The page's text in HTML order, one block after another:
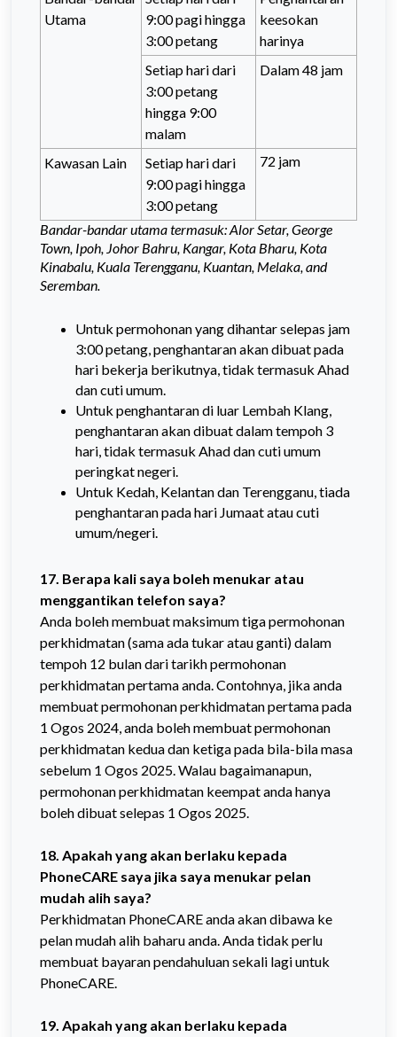
Utama
9:00 pagi hingga
3:00 petang
keesokan
harinya
Setiap hari dari
3:00 petang
hingga 9:00
malam
Dalam 48 jam
Kawasan Lain
Setiap hari dari
9:00 pagi hingga
3:00 petang
72 jam
Bandar-bandar utama termasuk: Alor Setar, George
Town, Ipoh, Johor Bahru, Kangar, Kota Bharu, Kota
Kinabalu, Kuala Terengganu, Kuantan, Melaka, and
Seremban.
Untuk permohonan yang dihantar selepas jam
3:00 petang, penghantaran akan dibuat pada
hari bekerja berikutnya, tidak termasuk Ahad
dan cuti umum.
Untuk penghantaran di luar Lembah Klang,
penghantaran akan dibuat dalam tempoh 3
hari, tidak termasuk Ahad dan cuti umum
peringkat negeri.
Untuk Kedah, Kelantan dan Terengganu, tiada
penghantaran pada hari Jumaat atau cuti
umum/negeri.
17. Berapa kali saya boleh menukar atau
menggantikan telefon saya?
Anda boleh membuat maksimum tiga permohonan
perkhidmatan (sama ada tukar atau ganti) dalam
tempoh 12 bulan dari tarikh permohonan
perkhidmatan pertama anda. Contohnya, jika anda
membuat permohonan perkhidmatan pertama pada
1 Ogos 2024, anda boleh membuat permohonan
perkhidmatan kedua dan ketiga pada bila-bila masa
sebelum 1 Ogos 2025. Walau bagaimanapun,
permohonan perkhidmatan keempat anda hanya
boleh dibuat selepas 1 Ogos 2025.
18. Apakah yang akan berlaku kepada
PhoneCARE saya jika saya menukar pelan
mudah alih saya?
Perkhidmatan PhoneCARE anda akan dibawa ke
pelan mudah alih baharu anda. Anda tidak perlu
membuat bayaran pendahuluan sekali lagi untuk
PhoneCARE.
19. Apakah yang akan berlaku kepada